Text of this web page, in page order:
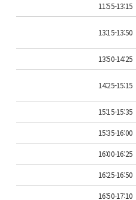
11:55-13:15
13:15-13:50
13:50-14:25
14:25-15:15
15:15-15:35
15:35-16:00
16:00-16:25
16:25-16:50
16:50-17:10